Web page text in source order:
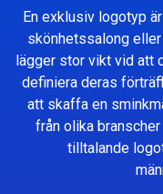
En exklusiv logotyp
skönhetssalong
lägger stor vikt vid att
definiera deras
att skaffa en
från olika
tilltalande